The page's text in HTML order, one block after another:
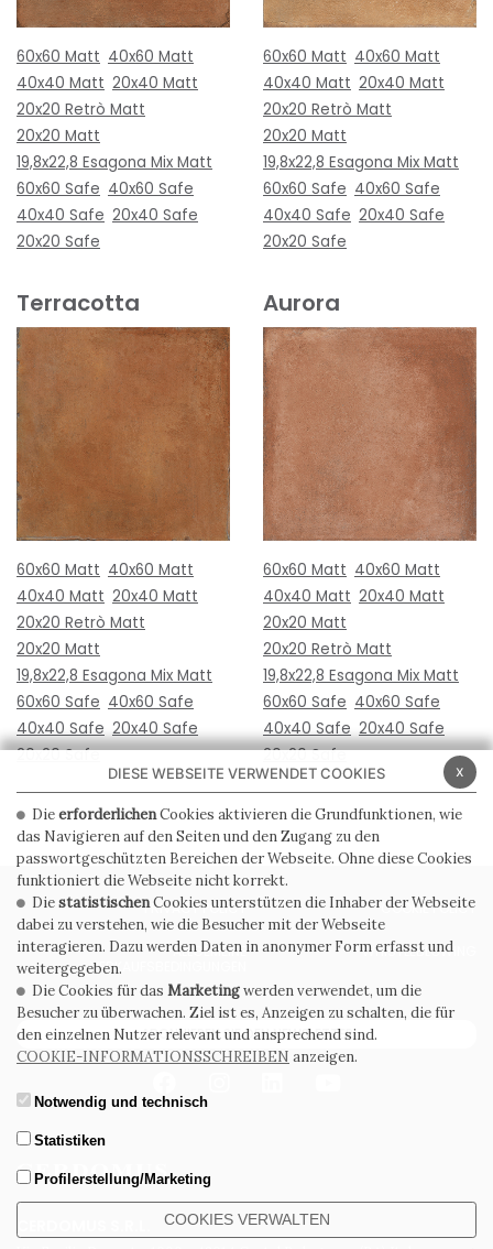
60x60 Matt 40x60 Matt
40x40 Matt 20x40 Matt
20x20 Retrò Matt
20x20 Matt
19,8x22,8 Esagona Mix Matt
60x60 Safe 40x60 Safe
40x40 Safe 20x40 Safe
20x20 Safe
60x60 Matt 40x60 Matt
40x40 Matt 20x40 Matt
20x20 Retrò Matt
20x20 Matt
19,8x22,8 Esagona Mix Matt
60x60 Safe 40x60 Safe
40x40 Safe 20x40 Safe
20x20 Safe
Terracotta
60x60 Matt 40x60 Matt
40x40 Matt 20x40 Matt
20x20 Retrò Matt
20x20 Matt
19,8x22,8 Esagona Mix Matt
60x60 Safe 40x60 Safe
40x40 Safe 20x40 Safe
20x20 Safe
Aurora
60x60 Matt 40x60 Matt
40x40 Matt 20x40 Matt
20x20 Matt
20x20 Retrò Matt
19,8x22,8 Esagona Mix Matt
60x60 Safe 40x60 Safe
40x40 Safe 20x40 Safe
20x20 Safe
PRIVACY POLICY COOKIE POLICY
ALLGEMEINE
VERKAUFSBEDINGUNGEN
WHISTLEBLOWING
ABONNIEREN SIE DEN NEWSLETTER
x
DIESE WEBSEITE VERWENDET COOKIES
DieerforderlichenCookies aktivieren die Grundfunktionen, wie
das Navigieren auf den Seiten und den Zugang zu den
passwortgeschützten Bereichen der Webseite. Ohne diese Cookies
funktioniert die Webseite nicht korrekt.
DiestatistischenCookies unterstützen die Inhaber der Webseite
dabei zu verstehen, wie die Besucher mit der Webseite
interagieren. Dazu werden Daten in anonymer Form erfasst und
weitergegeben.
Die Cookies für das Marketingwerden verwendet, um die
Besucher zu überwachen. Ziel ist es, Anzeigen zu schalten, die für
den einzelnen Nutzer relevant und ansprechend sind.
COOKIE-INFORMATIONSSCHREIBEN anzeigen.
Notwendig und technisch
Statistiken
Profilerstellung/Marketing
COOKIES VERWALTEN